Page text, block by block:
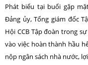
Phát biểu tại buổi gặp
Đảng ủy, Tổng giám đốc
Hội CCB Tập đoàn trong
vào việc hoàn thành hầu
nộp ngân sách nhà nước,